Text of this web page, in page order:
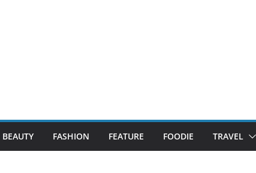
BEAUTY FASHION FEATURE FOODIE TRAVEL